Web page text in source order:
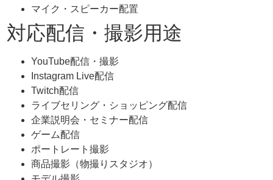
マイク・スピーカー配置
対応配信・撮影用途
YouTube配信・撮影
Instagram Live配信
Twitch配信
ライブセリング・ショッピング配信
企業説明会・セミナー配信
ゲーム配信
ポートレート撮影
商品撮影（物撮りスタジオ）